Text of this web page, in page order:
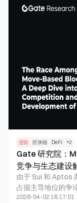
结构以及灵活的智
发者，更在快速发
以太坊可行替代方
进阶 区块链 DeFi +2
Gate 研究院：
竞争与生态建设
由于 Sui 和 Aptos
占据主导地位的争
探讨 2024 年 Sui
2026-04-02 16:17:01